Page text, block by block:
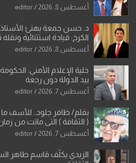
أغسطس 8, 2026 editor
د. حسن جمعة يهنئ الأستاذ
الكرخ: قيادة استثنائية
العراقية
أغسطس 8, 2026 editor
خلية الإعلام الأمني:
بيد الدولة دون رجعة
أغسطس 7, 2026 editor
بقلم/ ظافر جلود.. للأسف ما
والإرث العظيم للثقافة
أغسطس 7, 2026 editor
الزيدي يكلّف قاسم طاهر